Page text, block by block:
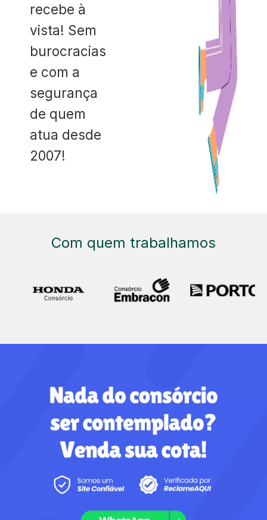
recebe à
vista! Sem
burocracias
e com a
segurança
de quem
atua desde
2007!
Com quem trabalhamos